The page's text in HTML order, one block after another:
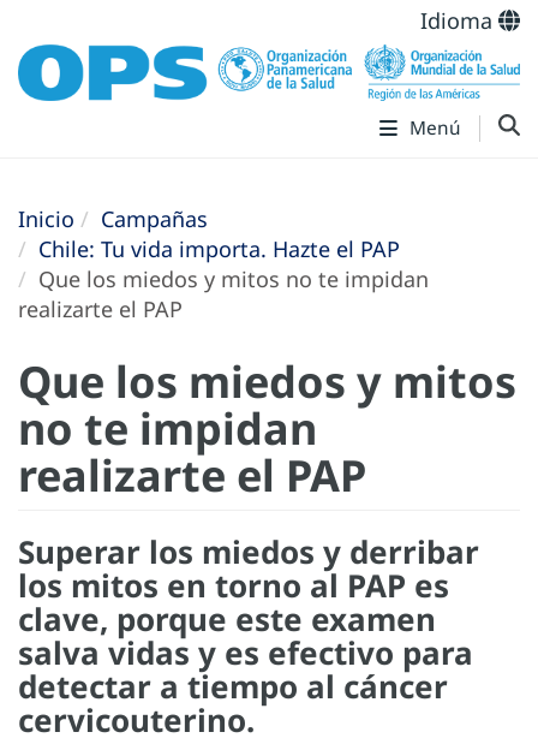
Idioma
Menú
Inicio
Campañas
Chile: Tu vida importa. Hazte el PAP
Que los miedos y mitos no te impidan
realizarte el PAP
Que los miedos y mitos
no te impidan
realizarte el PAP
Superar los miedos y derribar
los mitos en torno al PAP es
clave, porque este examen
salva vidas y es efectivo para
detectar a tiempo al cáncer
cervicouterino.